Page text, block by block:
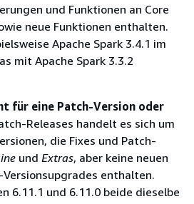
und Funktionen an Core
neue Funktionen enthalten.
Apache Spark 3.4.1 im
mit Apache Spark 3.3.2
für eine Patch-Version oder
Releases handelt es sich um
die Fixes und Patch-
und Extras, aber keine neuen
Versionsupgrades enthalten.
6.11.1 und 6.11.0 beide dieselbe